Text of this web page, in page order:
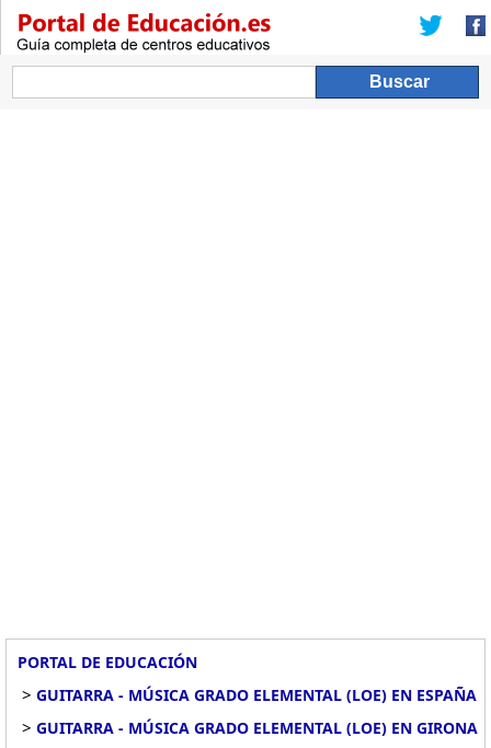
PORTAL DE EDUCACIÓN
> GUITARRA - MÚSICA GRADO ELEMENTAL (LOE) EN ESPAÑA
> GUITARRA - MÚSICA GRADO ELEMENTAL (LOE) EN GIRONA